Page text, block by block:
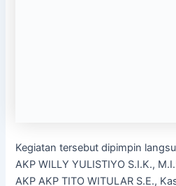
Kegiatan tersebut dipimpin
AKP WILLY YULISTIYO S.I.K.,
AKP AKP TITO WITULAR S.E.,